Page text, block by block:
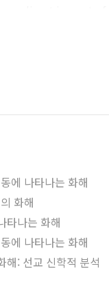
에 나타나는 화해
화해
타나는 화해
에 나타나는 화해
: 선교 신학적 분석